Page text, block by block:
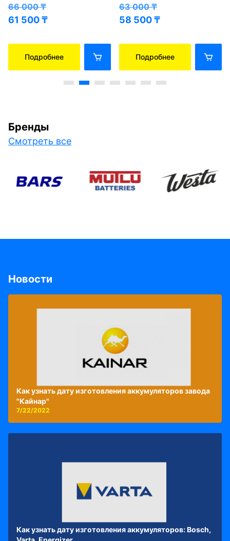
66 000₸
61 500₸
Подробнее
63 000₸
58 500₸
Подробнее
Бренды
Смотреть все
Новости
Как узнать дату изготовления аккумуляторов завода
"Кайнар"
7/22/2022
Как узнать дату изготовления аккумуляторов: Bosch,